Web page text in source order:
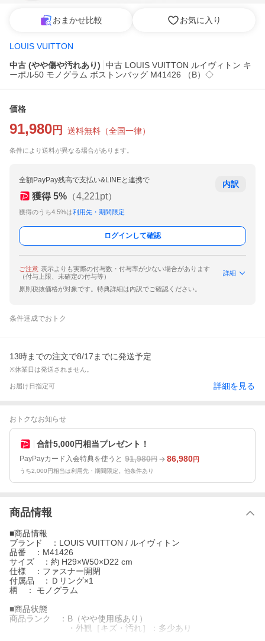
おまかせ比較 お気に入り
LOUIS VUITTON
中古 (やや傷や汚れあり)
中古 LOUIS VUITTON ルイヴィトン キ
ーポル50 モノグラム ボストンバッグ M41426 （B）◇
価格
91,980 円 送料無料 （全国一律）
条件により送料が異なる場合があります。
全額PayPay残高で支払い&LINEと連携で
獲得 5% （4,221pt）
獲得のうち4.5%は利用先・期間限定
内訳
ログインして確認
ご注意 表示よりも実際の付与数・付与率が少ない場合があります
（付与上限、未確定の付与等）
詳細
原則税抜価格が対象です。特典詳細は内訳でご確認ください。
条件達成でおトク
13時までの注文で8/17までに発送予定
※休業日は発送されません。
お届け日指定可 詳細を見る
おトクなお知らせ
合計5,000円相当プレゼント！
PayPayカード入会特典を使うと 91,980円 86,980円
うち2,000円相当は利用先・期間限定。他条件あり
商品情報
■商品情報
ブランド ：LOUIS VUITTON / ルイヴィトン
品番 ：M41426
サイズ ：約 H29×W50×D22 cm
仕様 ：ファスナー開閉
付属品 ：Ｄリング×1
柄 ： モノグラム
■商品状態
商品ランク ：B（やや使用感あり）
・外観［キズ・汚れ］：多少あり